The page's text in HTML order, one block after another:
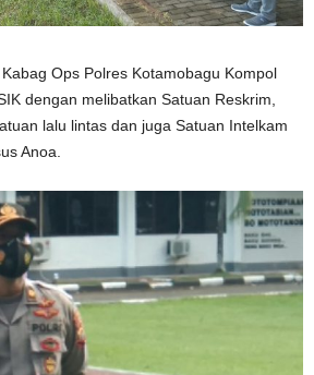
Ops Polres Kotamobagu Kompol
dengan melibatkan Satuan Reskrim,
lalu lintas dan juga Satuan Intelkam
Anoa.